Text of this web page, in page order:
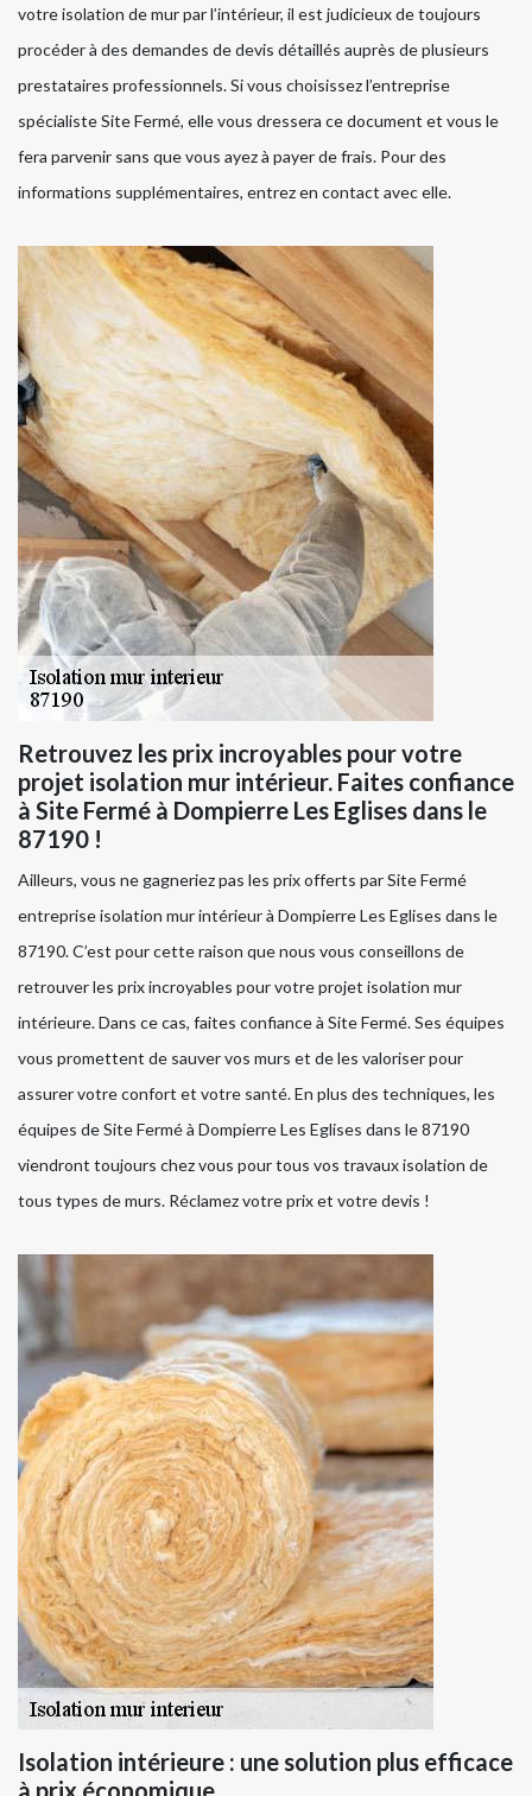
votre isolation de mur par l’intérieur, il est judicieux de toujours
procéder à des demandes de devis détaillés auprès de plusieurs
prestataires professionnels. Si vous choisissez l’entreprise
spécialiste Site Fermé, elle vous dressera ce document et vous le
fera parvenir sans que vous ayez à payer de frais. Pour des
informations supplémentaires, entrez en contact avec elle.
Retrouvez les prix incroyables pour votre
projet isolation mur intérieur. Faites confiance
à Site Fermé à Dompierre Les Eglises dans le
87190 !
Ailleurs, vous ne gagneriez pas les prix offerts par Site Fermé
entreprise isolation mur intérieur à Dompierre Les Eglises dans le
87190. C’est pour cette raison que nous vous conseillons de
retrouver les prix incroyables pour votre projet isolation mur
intérieure. Dans ce cas, faites confiance à Site Fermé. Ses équipes
vous promettent de sauver vos murs et de les valoriser pour
assurer votre confort et votre santé. En plus des techniques, les
équipes de Site Fermé à Dompierre Les Eglises dans le 87190
viendront toujours chez vous pour tous vos travaux isolation de
tous types de murs. Réclamez votre prix et votre devis !
Isolation intérieure : une solution plus efficace